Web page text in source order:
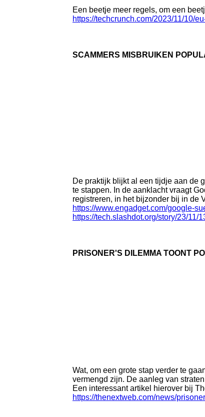
Een beetje meer regels, om een
https://techcrunch.com/2023/11/10/
SCAMMERS MISBRUIKEN
De praktijk blijkt al een tijdje aan de
te stappen. In de aanklacht vraagt
registreren, in het bijzonder bij in de
https://www.engadget.com/google-
https://tech.slashdot.org/story/23/
PRISONER'S DILEMMA TOONT
Wat, om een grote stap verder te
vermengd zijn. De aanleg van
Een interessant artikel hierover bij
https://thenextweb.com/news/